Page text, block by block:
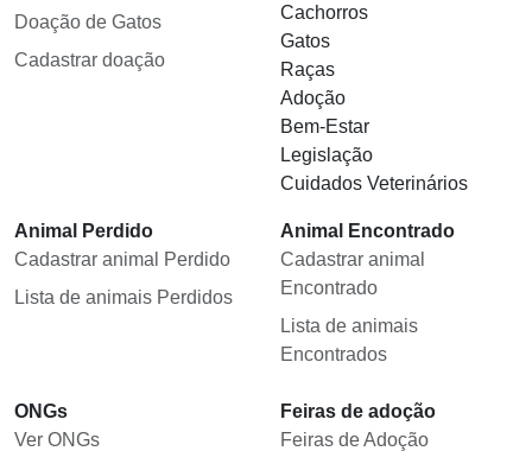
Doação de Gatos
Cadastrar doação
Cachorros
Gatos
Raças
Adoção
Bem-Estar
Legislação
Cuidados Veterinários
Animal Perdido
Cadastrar animal Perdido
Lista de animais Perdidos
Animal Encontrado
Cadastrar animal
Encontrado
Lista de animais
Encontrados
ONGs
Ver ONGs
Feiras de adoção
Feiras de Adoção